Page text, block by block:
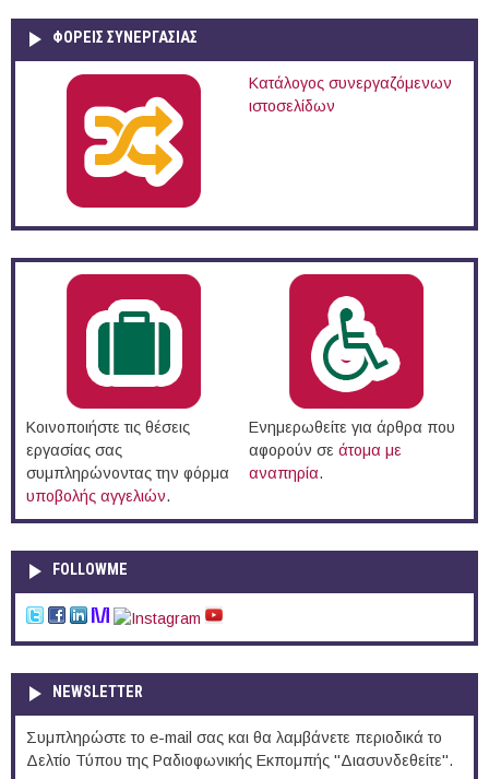
ΦΟΡΕΙΣ ΣΥΝΕΡΓΑΣΙΑΣ
Κατάλογος συνεργαζόμενων
ιστοσελίδων
Κοινοποιήστε τις θέσεις
εργασίας σας
συμπληρώνοντας την φόρμα
υποβολής αγγελιών.
Ενημερωθείτε για άρθρα που
αφορούν σε άτομα με
αναπηρία.
FOLLOWME
NEWSLETTER
Συμπληρώστε το e-mail σας και θα λαμβάνετε περιοδικά το
Δελτίο Τύπου της Ραδιοφωνικής Εκπομπής "Διασυνδεθείτε".